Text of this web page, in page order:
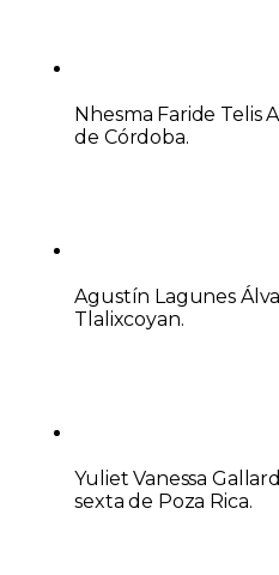
Nhesma Faride Telis
de Córdoba.
Agustín Lagunes
Tlalixcoyan.
Yuliet Vanessa
sexta de Poza Rica.